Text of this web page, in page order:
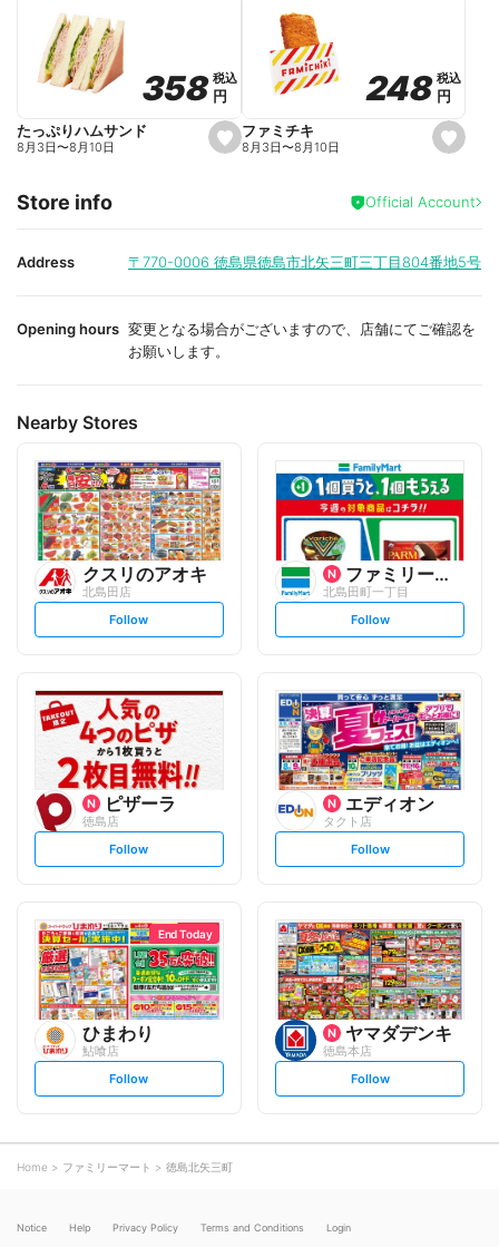
o
r
i
e
o
r
i
e
s
e
i
t
358
358税込
税込
円
円
たっぷりハムサンド
8月3日〜8月10日
s
e
a
i
t
248
248 税込
税込
円
円
ファミチキ
8月3日〜8月10日
Store info Official Account
Address 〒770-0006 徳島県徳島市北矢三町三丁目804番地5号
Opening hours 変更となる場合がございますので、店舗にてご確認を
お願いします。
Nearby Stores
クスリのアオキ
北島田店
s
l
o
w
Follow
ファミリーマート
北島田町一丁目
s
l
o
w
Follow
ピザーラ
徳島店
s
l
o
w
Follow
エディオン
タクト店
s
l
o
w
Follow
End Today
ひまわり
鮎喰店
s
l
o
Follow
ヤマダデンキ
徳島本店
s
l
Follow
Home ファミリーマート 徳島北矢三町
Notice Help Privacy Policy Terms and Conditions Login